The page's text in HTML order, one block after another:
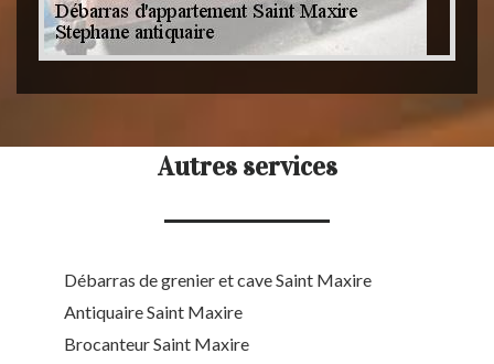
Autres services
Débarras de grenier et cave Saint Maxire
Antiquaire Saint Maxire
Brocanteur Saint Maxire